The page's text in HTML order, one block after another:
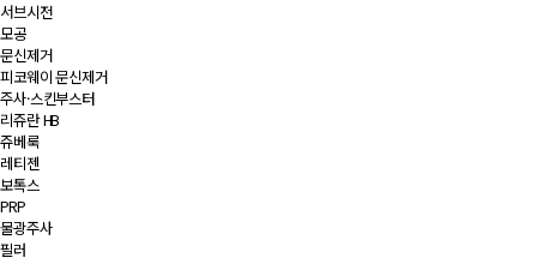
서브시전
모공
문신제거
피코웨이 문신제거
주사·스킨부스터
리쥬란 HB
쥬베룩
레티젠
보톡스
PRP
물광주사
필러